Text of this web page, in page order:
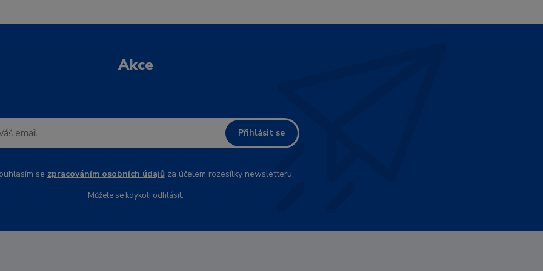
Akce
Přihlásit se
se zpracováním osobních údajůza účelem rozesílky newsletteru.
Můžete se kdykoli odhlásit.